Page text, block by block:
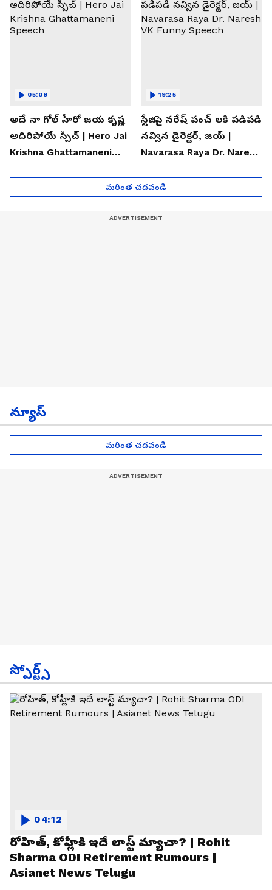
అదే నా గోల్ హీరో జయ కృష్ణ
అదిరిపోయే స్పీచ్ | Hero Jai
Krishna Ghattamaneni
05:09
స్టేజిపై నరేష్ పంచ్ లకి పడిపడి
నవ్విన డైరెక్టర్, జయ్ |
Navarasa Raya Dr. Naresh
19:25
మరింత చదవండి
న్యూస్
మరింత చదవండి
స్పోర్ట్స్
రోహిత్, కోహ్లీకి ఇదే లాస్ట్ మ్యాచా? | Rohit
Sharma ODI Retirement Rumours |
Asianet News Telugu
04:12